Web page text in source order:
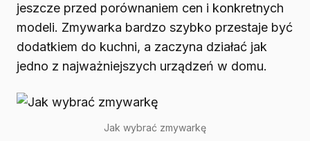
jeszcze przed porównaniem cen i konkretnych
modeli. Zmywarka bardzo szybko przestaje być
dodatkiem do kuchni, a zaczyna działać jak
jedno z najważniejszych urządzeń w domu.
Jak wybrać zmywarkę